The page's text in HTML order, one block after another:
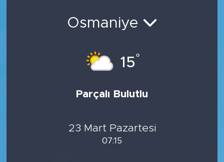
Osmaniye
15°
Parçalı Bulutlu
23 Mart Pazartesi
07:15